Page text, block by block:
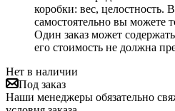
коробки: вес, целостность.
самостоятельно вы можете
Один заказ может
его стоимость не должна
Нет в наличии
Под заказ
Наши менеджеры обязательно